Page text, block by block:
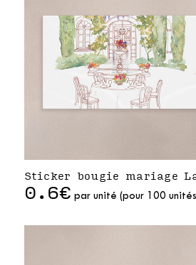
Sticker bougie mariage
0.6€ par unité (pour 100